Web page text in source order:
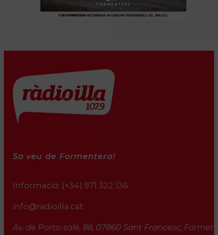
Sa veu de Formentera!
Informació: (+34) 971 322 136
info@radioilla.cat
Av. de Porto-salè, 88, 07860 Sant Francesc,